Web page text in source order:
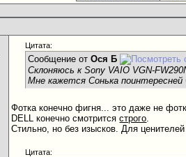
Цитата:
Сообщение отОся Б
Склоняюсь к Sony VAIO VGN-
Мне кажется Сонька
Фотка конечно фигня... это даже не
DELL конечно смотритсястрого.
Стильно, но без изысков. Для
Цитата: